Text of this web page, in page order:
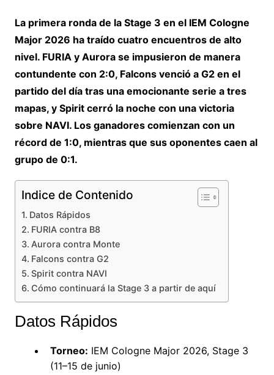
La primera ronda de la Stage 3 en el IEM Cologne
Major 2026 ha traído cuatro encuentros de alto
nivel. FURIA y Aurora se impusieron de manera
contundente con 2:0, Falcons venció a G2 en el
partido del día tras una emocionante serie a tres
mapas, y Spirit cerró la noche con una victoria
sobre NAVI. Los ganadores comienzan con un
récord de 1:0, mientras que sus oponentes caen al
grupo de 0:1.
Indice de Contenido
Datos Rápidos
FURIA contra B8
Aurora contra Monte
Falcons contra G2
Spirit contra NAVI
Cómo continuará la Stage 3 a partir de aquí
Datos Rápidos
Torneo: IEM Cologne Major 2026, Stage 3
(11–15 de junio)